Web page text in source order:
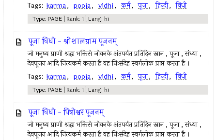
Tags: karma, pooja, vidhi, कर्म, पूजा, हिन्दी, विधी
Type: PAGE | Rank: 1 | Lang: hi
पूजा विधी - श्रीशालग्राम पूजनम्
जो मनुष्य प्राणी श्रद्धा भक्तिसे जीवनके अंतपर्यंत प्रतिदिन स्नान , पूजा , संध्या ,
देवपूजन आदि नित्यकर्म करता है वह निःसंदेह स्वर्गलोक प्राप्त करता है ।
Tags: karma, pooja, vidhi, कर्म, पूजा, हिन्दी, विधी
Type: PAGE | Rank: 1 | Lang: hi
पूजा विधी - पित्रीश्वर पूजनम्
जो मनुष्य प्राणी श्रद्धा भक्तिसे जीवनके अंतपर्यंत प्रतिदिन स्नान , पूजा , संध्या ,
देवपूजन आदि नित्यकर्म करता है वह निःसंदेह स्वर्गलोक प्राप्त करता है ।